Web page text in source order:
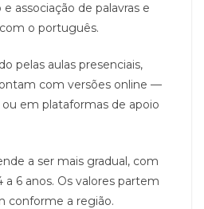
associação de palavras e
o português.
pelas aulas presenciais,
com versões online —
em plataformas de apoio
a ser mais gradual, com
6 anos. Os valores partem
conforme a região.